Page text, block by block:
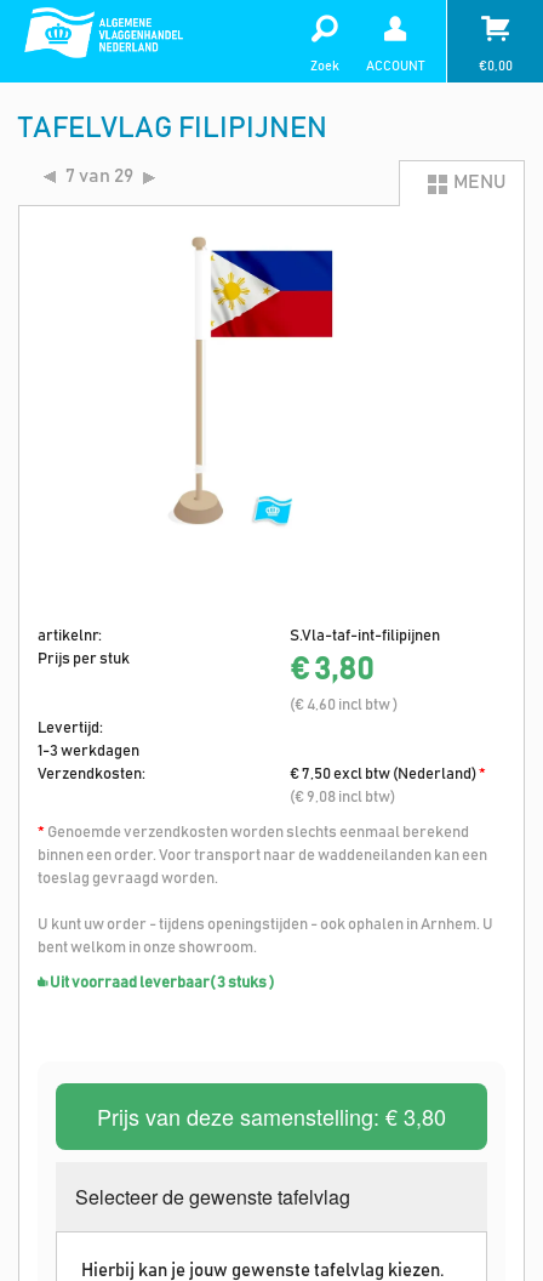
Zoek ACCOUNT €0,00
TAFELVLAG FILIPIJNEN
7 van 29 MENU
artikelnr:
S.Vla-taf-int-filipijnen
Prijs per stuk
€ 3,80
(€ 4,60 incl btw )
Levertijd:
1-3 werkdagen
Verzendkosten:
€ 7,50 excl btw (Nederland)*
(€ 9,08 incl btw)
* Genoemde verzendkosten worden slechts eenmaal berekend
binnen een order. Voor transport naar de waddeneilanden kan een
toeslag gevraagd worden.
U kunt uw order - tijdens openingstijden - ook ophalen in Arnhem. U
bent welkom in onze showroom.
Uit voorraad leverbaar( 3 stuks )
Prijs van deze samenstelling: € 3,80
Selecteer de gewenste tafelvlag
Hierbij kan je jouw gewenste tafelvlag kiezen.